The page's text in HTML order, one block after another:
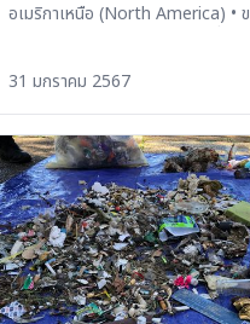
อเมริกาเหนือ (North America) •
Kitchenware)
31 มกราคม 2567